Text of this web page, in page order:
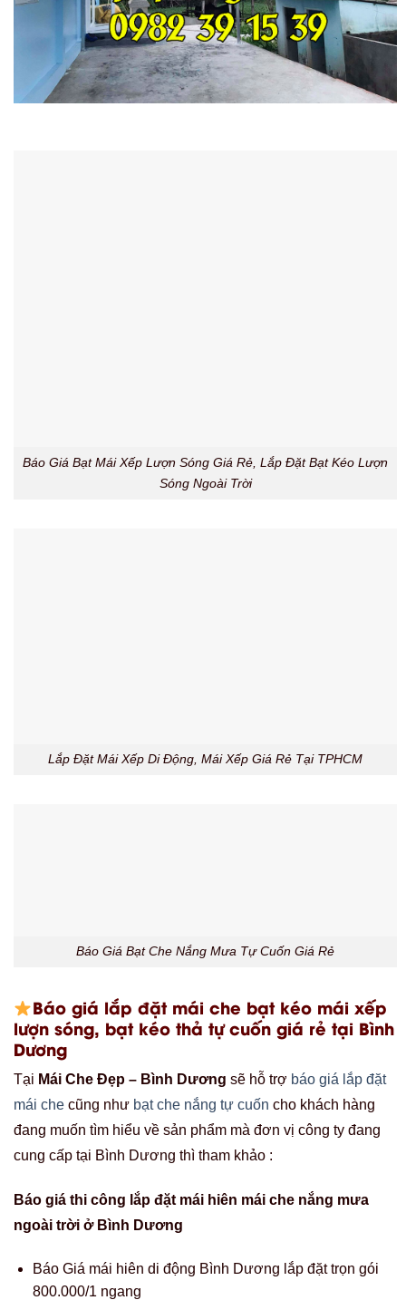
Báo Giá Bạt Mái Xếp Lượn Sóng Giá Rẻ, Lắp Đặt Bạt Kéo Lượn
Sóng Ngoài Trời
Lắp Đặt Mái Xếp Di Động, Mái Xếp Giá Rẻ Tại TPHCM
Báo Giá Bạt Che Nắng Mưa Tự Cuốn Giá Rẻ
Báo giá lắp đặt mái che bạt kéo mái xếp
lượn sóng, bạt kéo thả tự cuốn giá rẻ tại Bình
Dương
Tại Mái Che Đẹp – Bình Dương sẽ hỗ trợ báo giá lắp đặt
mái che cũng như bạt che nắng tự cuốn cho khách hàng
đang muốn tìm hiểu về sản phẩm mà đơn vị công ty đang
cung cấp tại Bình Dương thì tham khảo :
Báo giá thi công lắp đặt mái hiên mái che nắng mưa
ngoài trời ở Bình Dương
Báo Giá mái hiên di động Bình Dương lắp đặt trọn gói
800.000/1 ngang